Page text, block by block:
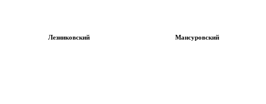
Лезниковский Мансуровский